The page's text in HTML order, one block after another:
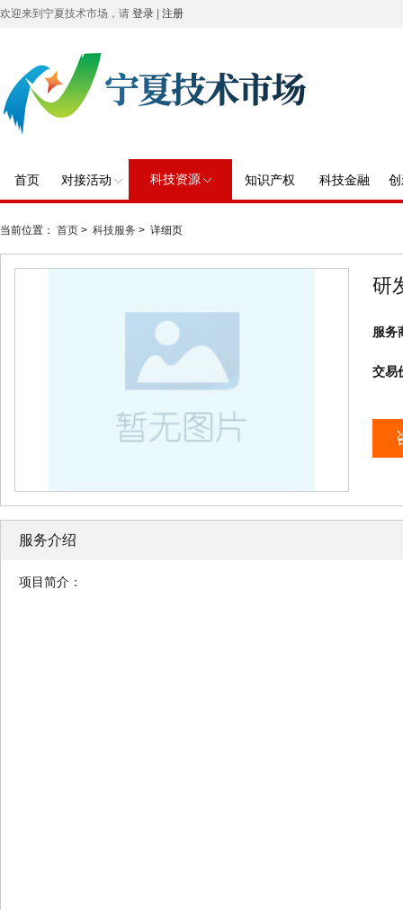
欢迎来到宁夏技术市场，请 登录 注册
首页 对接活动 科技资源 知识产权 科技金融
当前位置： 首页 > 科技服务 > 详细页
研
服务
交易
服务介绍
项目简介：